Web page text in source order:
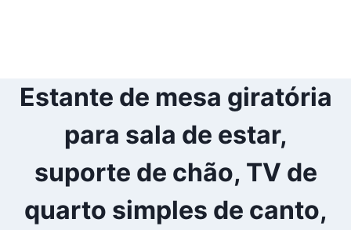
Estante de mesa giratória
para sala de estar,
suporte de chão, TV de
quarto simples de canto,